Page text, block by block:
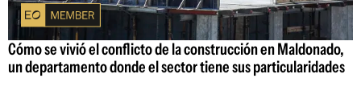
Cómo se vivió el conflicto de la construcción en Maldonado,
un departamento donde el sector tiene sus particularidades